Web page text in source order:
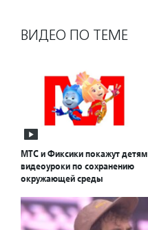
ВИДЕО ПО ТЕМЕ
МТС и Фиксики покажут детям
видеоуроки по сохранению
окружающей среды